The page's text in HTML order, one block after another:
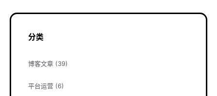
分类
博客文章 (39)
平台运营 (6)